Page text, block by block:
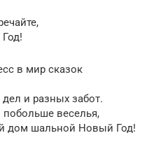
в мир сказок
и разных забот.
побольше веселья,
дом шальной Новый Год!